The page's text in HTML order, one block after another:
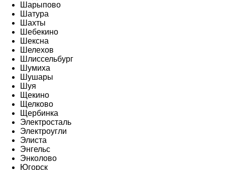
Шарыпово
Шатура
Шахты
Шебекино
Шексна
Шелехов
Шлиссельбург
Шумиха
Шушары
Шуя
Щекино
Щелково
Щербинка
Электросталь
Электроугли
Элиста
Энгельс
Энколово
Югорск